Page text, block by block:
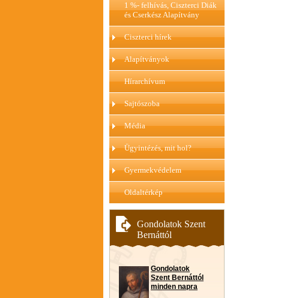
1 %- felhívás, Ciszterci Diák
és Cserkész Alapítvány
Ciszterci hírek
Alapítványok
Hírarchívum
Sajtószoba
Média
Ügyintézés, mit hol?
Gyermekvédelem
Oldaltérkép
Gondolatok Szent
Bernáttól
Gondolatok
Szent Bernáttól
minden napra